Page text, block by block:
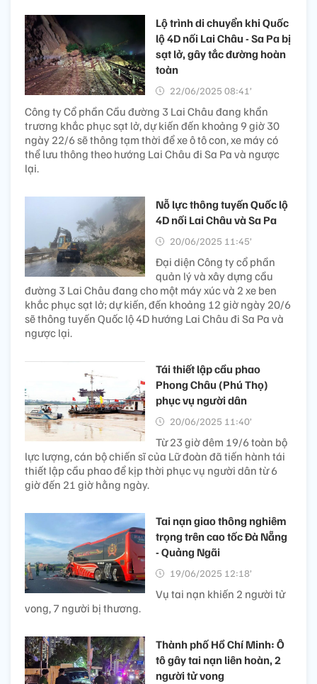
Lộ trình di chuyển khi Quốc
lộ 4D nối Lai Châu - Sa Pa bị
sạt lở, gây tắc đường hoàn
toàn
22/06/2025 08:41’
Công ty Cổ phần Cầu đường 3 Lai Châu đang khẩn
trương khắc phục sạt lở, dự kiến đến khoảng 9 giờ 30
ngày 22/6 sẽ thông tạm thời để xe ô tô con, xe máy có
thể lưu thông theo hướng Lai Châu đi Sa Pa và ngược
lại.
Nỗ lực thông tuyến Quốc lộ
4D nối Lai Châu và Sa Pa
20/06/2025 11:45’
Đại diện Công ty cổ phần
quản lý và xây dựng cầu
đường 3 Lai Châu đang cho một máy xúc và 2 xe ben
khắc phục sạt lở; dự kiến, đến khoảng 12 giờ ngày 20/6
sẽ thông tuyến Quốc lộ 4D hướng Lai Châu đi Sa Pa và
ngược lại.
Tái thiết lập cầu phao
Phong Châu (Phú Thọ)
phục vụ người dân
20/06/2025 11:40’
Từ 23 giờ đêm 19/6 toàn bộ
lực lượng, cán bộ chiến sĩ của Lữ đoàn đã tiến hành tái
thiết lập cầu phao để kịp thời phục vụ người dân từ 6
giờ đến 21 giờ hằng ngày.
Tai nạn giao thông nghiêm
trọng trên cao tốc Đà Nẵng
- Quảng Ngãi
19/06/2025 12:18’
Vụ tai nạn khiến 2 người tử
vong, 7 người bị thương.
Thành phố Hồ Chí Minh: Ô
tô gây tai nạn liên hoàn, 2
người tử vong